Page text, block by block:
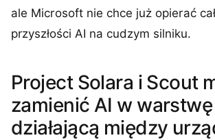
ale Microsoft nie chce już opierać
przyszłości AI na cudzym silniku.
Project Solara i Scout
zamienić AI w warstwę
działającą między